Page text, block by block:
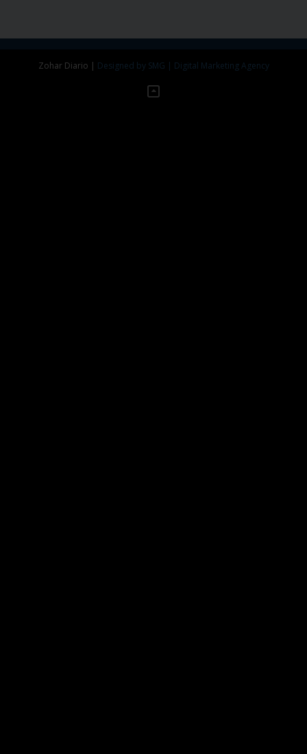
Zohar Diario | Designed by SMG | Digital Marketing Agency